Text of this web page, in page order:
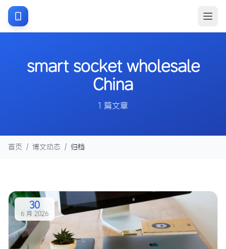
smart socket wholesale
China
1 篇文章
首页 / 博文动态 / 归档
30
6 月 2026